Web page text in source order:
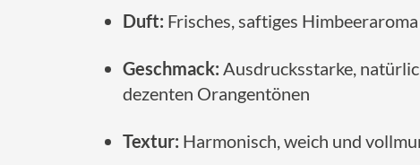
Duft: Frisches, saftiges
Geschmack: Ausdrucksstarke,
dezenten Orangentönen
Textur: Harmonisch, weich und